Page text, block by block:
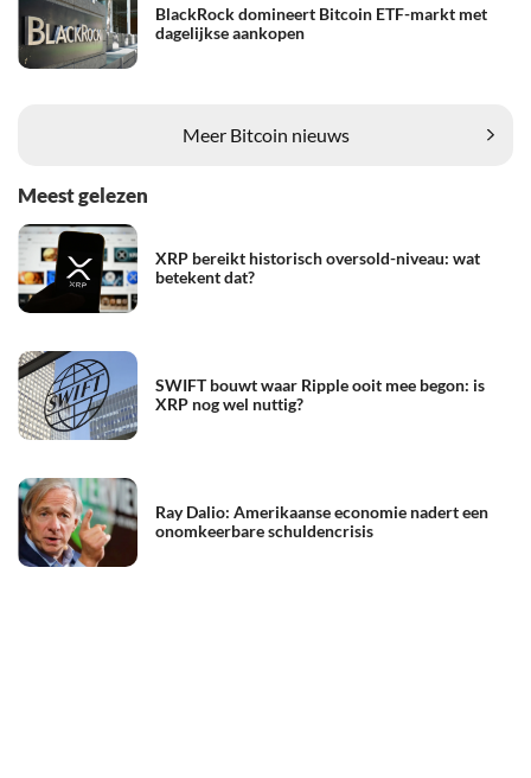
BlackRock domineert Bitcoin ETF-markt met
dagelijkse aankopen
Meer Bitcoin nieuws
Meest gelezen
XRP bereikt historisch oversold-niveau: wat
betekent dat?
SWIFT bouwt waar Ripple ooit mee begon: is
XRP nog wel nuttig?
Ray Dalio: Amerikaanse economie nadert een
onomkeerbare schuldencrisis